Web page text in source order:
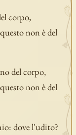
corpo,
non è del
del corpo,
non è del
dove l'udito?